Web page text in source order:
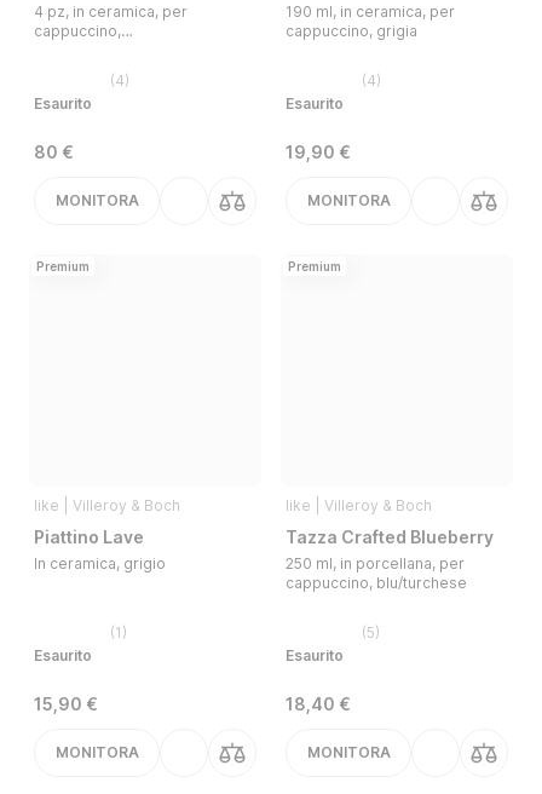
4 pz, in ceramica, per
cappuccino,
(4)
Esaurito
80 €
MONITORA
190 ml, in ceramica, per
cappuccino, grigia
(4)
Esaurito
19,90 €
MONITORA
Premium
like | Villeroy & Boch
Piattino Lave
In ceramica, grigio
(1 )
Esaurito
15,90 €
MONITORA
Premium
like | Villeroy & Boch
Tazza Crafted Blueberry
250 ml, in porcellana, per
cappuccino, blu/turchese
(5)
Esaurito
18,40 €
MONITORA